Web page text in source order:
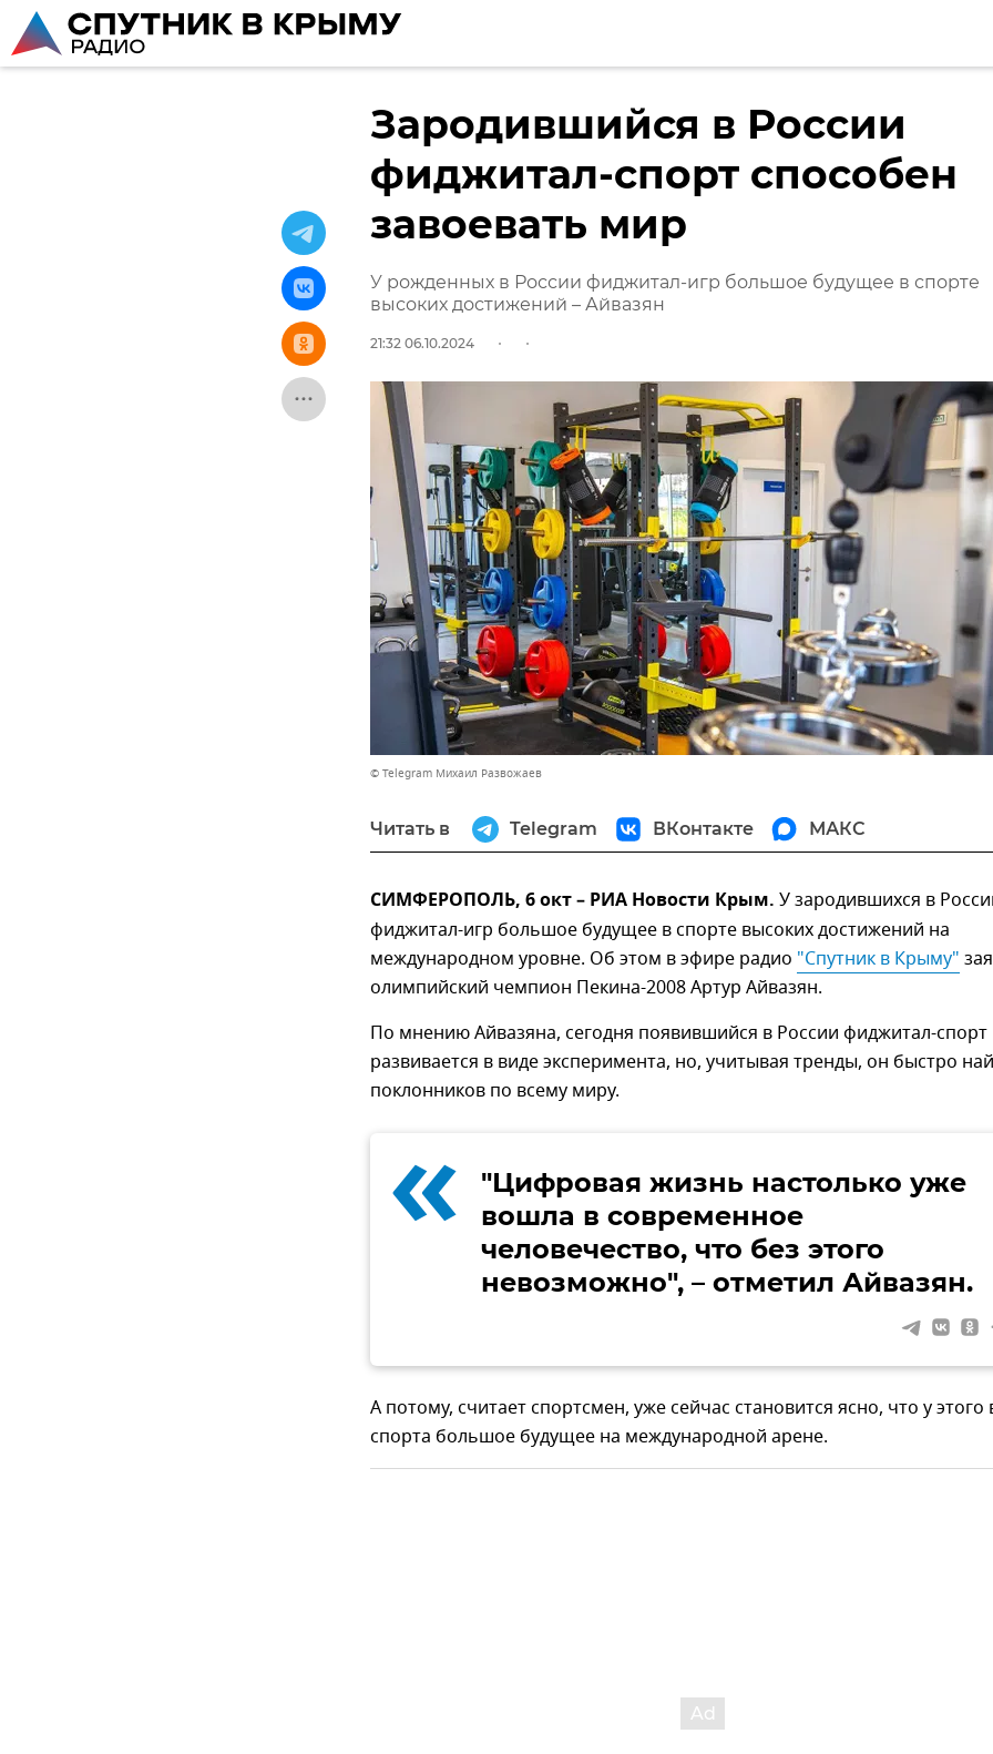
Зародившийся в России
фиджитал-спорт способен
завоевать мир
У рожденных в России фиджитал-игр большое будущее в спорте
высоких достижений – Айвазян
21:32 06.10.2024
© Telegram Михаил Развожаев
Читать в Telegram ВКонтакте МАКС
СИМФЕРОПОЛЬ, 6 окт – РИА Новости Крым. У зародившихся в
фиджитал-игр большое будущее в спорте высоких достижений на
международном уровне. Об этом в эфире радио "Спутник в Крыму"
олимпийский чемпион Пекина-2008 Артур Айвазян.
По мнению Айвазяна, сегодня появившийся в России фиджитал-спорт
развивается в виде эксперимента, но, учитывая тренды, он быстро
поклонников по всему миру.
«
"Цифровая жизнь настолько уже
вошла в современное
человечество, что без этого
невозможно", – отметил Айвазян.
А потому, считает спортсмен, уже сейчас становится ясно, что у этого
спорта большое будущее на международной арене.